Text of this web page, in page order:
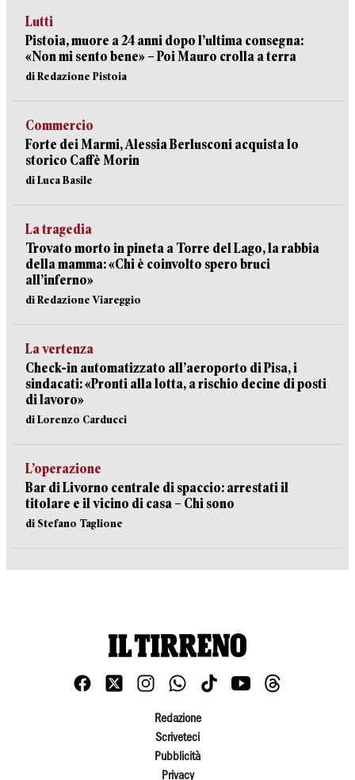
Lutti
Pistoia, muore a 24 anni dopo l’ultima consegna:
«Non mi sento bene» – Poi Mauro crolla a terra
di Redazione Pistoia
Commercio
Forte dei Marmi, Alessia Berlusconi acquista lo
storico Caffè Morin
di Luca Basile
La tragedia
Trovato morto in pineta a Torre del Lago, la rabbia
della mamma: «Chi è coinvolto spero bruci
all’inferno»
di Redazione Viareggio
La vertenza
Check-in automatizzato all’aeroporto di Pisa, i
sindacati: «Pronti alla lotta, a rischio decine di posti
di lavoro»
di Lorenzo Carducci
L’operazione
Bar di Livorno centrale di spaccio: arrestati il
titolare e il vicino di casa – Chi sono
di Stefano Taglione
Redazione
Scriveteci
Pubblicità
Privacy